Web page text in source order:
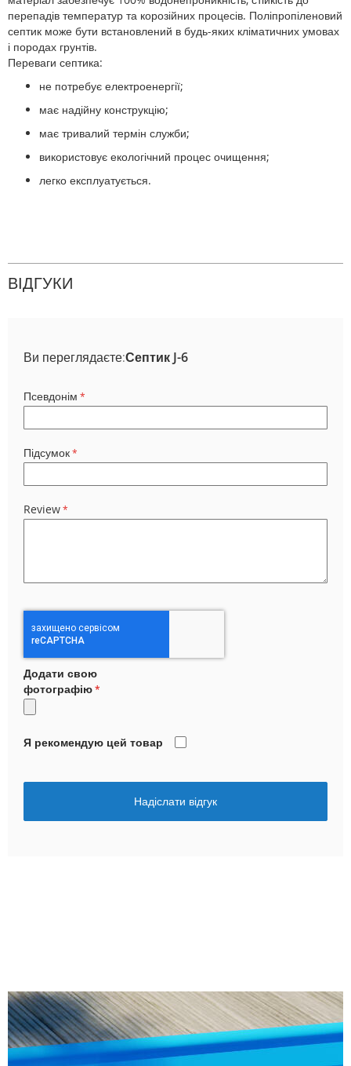
перепадів температур та корозійних процесів. Поліпропіленовий
септик може бути встановлений в будь-яких кліматичних умовах
і породах грунтів.
Переваги септика:
не потребує електроенергії;
має надійну конструкцію;
має тривалий термін служби;
використовує екологічний процес очищення;
легко експлуатується.
ВІДГУКИ
Ви переглядаєте:Септик J-6
Псевдонім
Підсумок
Review
Додати свою
фотографію
Я рекомендую цей товар
Надіслати відгук